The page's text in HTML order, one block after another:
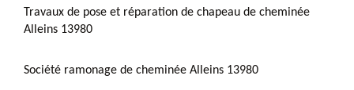
Travaux de pose et réparation de chapeau de cheminée
Alleins 13980
Société ramonage de cheminée Alleins 13980